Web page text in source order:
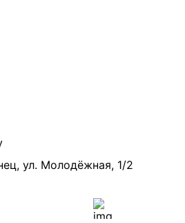
отопления
ул. Молодёжная, 1/2